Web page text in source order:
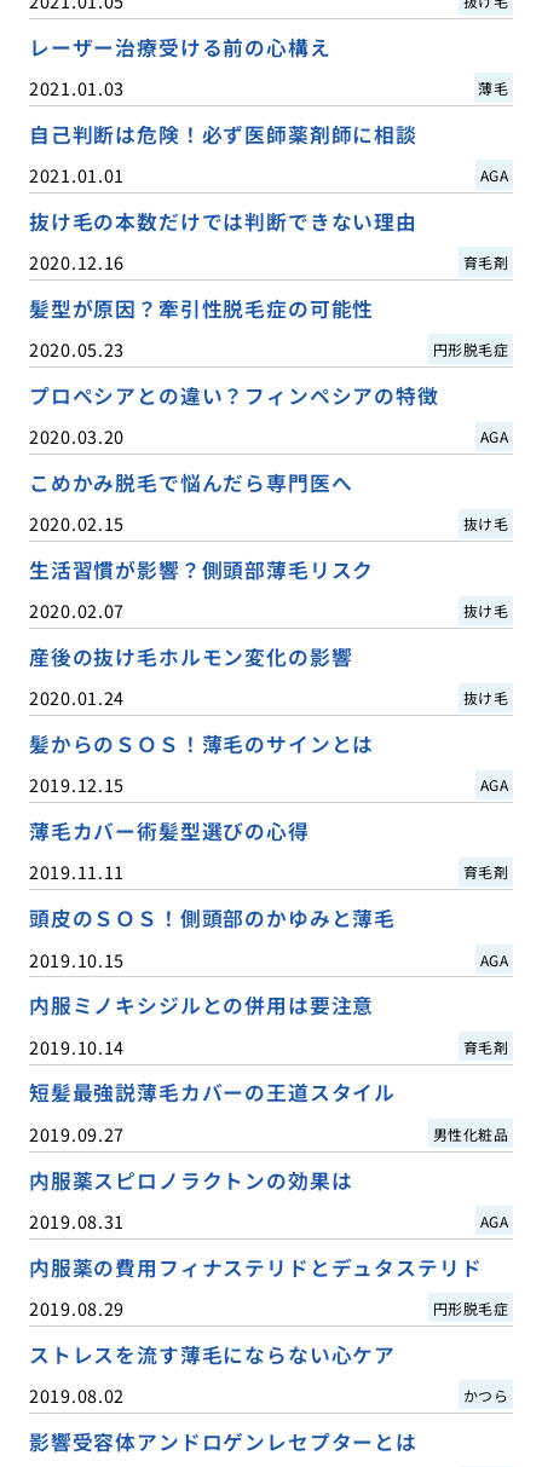
レーザー治療受ける前の心構え
2021.01.03 薄毛
自己判断は危険！必ず医師薬剤師に相談
2021.01.01 AGA
抜け毛の本数だけでは判断できない理由
2020.12.16 育毛剤
髪型が原因？牽引性脱毛症の可能性
2020.05.23 円形脱毛症
プロペシアとの違い？フィンペシアの特徴
2020.03.20 AGA
こめかみ脱毛で悩んだら専門医へ
2020.02.15 抜け毛
生活習慣が影響？側頭部薄毛リスク
2020.02.07 抜け毛
産後の抜け毛ホルモン変化の影響
2020.01.24 抜け毛
髪からのＳＯＳ！薄毛のサインとは
2019.12.15 AGA
薄毛カバー術髪型選びの心得
2019.11.11 育毛剤
頭皮のＳＯＳ！側頭部のかゆみと薄毛
2019.10.15 AGA
内服ミノキシジルとの併用は要注意
2019.10.14 育毛剤
短髪最強説薄毛カバーの王道スタイル
2019.09.27 男性化粧品
内服薬スピロノラクトンの効果は
2019.08.31 AGA
内服薬の費用フィナステリドとデュタステリド
2019.08.29 円形脱毛症
ストレスを流す薄毛にならない心ケア
2019.08.02 かつら
影響受容体アンドロゲンレセプターとは